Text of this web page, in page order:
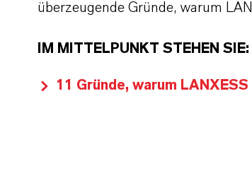
überzeugende Gründe, warum
IM MITTELPUNKT STEHEN
11 Gründe, warum